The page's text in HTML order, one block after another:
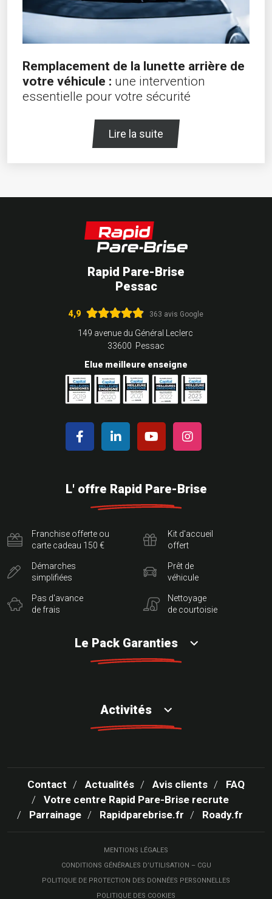
Remplacement de la lunette arrière de
votre véhicule : une intervention
essentielle pour votre sécurité
Lire la suite
Rapid Pare-Brise
Pessac
4,9 363 avis Google
149 avenue du Général Leclerc
33600 Pessac
Elue meilleure enseigne
L' offre Rapid Pare-Brise
Franchise offerte ou
carte cadeau 150 €
Démarches
simplifiées
Pas d'avance
de frais
Kit d'accueil
offert
Prêt de
véhicule
Nettoyage
de courtoisie
Le Pack Garanties
Activités
Contact Actualités Avis clients
FAQ
Votre centre Rapid Pare-Brise recrute
Parrainage
Rapidparebrise.fr Roady.fr
MENTIONS LÉGALES
CONDITIONS GÉNÉRALES D’UTILISATION – CGU
POLITIQUE DE PROTECTION DES DONNÉES PERSONNELLES
POLITIQUE DES COOKIES